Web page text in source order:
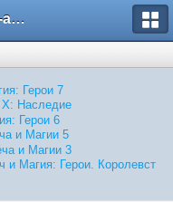
Форум Might-and-Magic.ru
Герои 7
Наследие
Герои 6
и Магии 5
и Магии 3
и Магия: Герои. Королевст